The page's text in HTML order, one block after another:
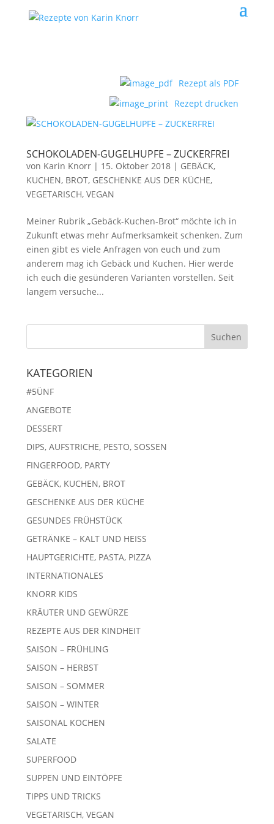
Rezept als PDF
Rezept drucken
SCHOKOLADEN-GUGELHUPFE – ZUCKERFREI
von Karin Knorr| 15. Oktober 2018| GEBÄCK,
KUCHEN, BROT, GESCHENKE AUS DER KÜCHE,
VEGETARISCH, VEGAN
Meiner Rubrik „Gebäck-Kuchen-Brot“ möchte ich in
Zukunft etwas mehr Aufmerksamkeit schenken. Zum
einen gibt es viele Anfragen von euch und zum
anderem mag ich Gebäck und Kuchen. Hier werde
ich euch die gesünderen Varianten vorstellen. Seit
langem versuche...
KATEGORIEN
#5ÜNF
ANGEBOTE
DESSERT
DIPS, AUFSTRICHE, PESTO, SOSSEN
FINGERFOOD, PARTY
GEBÄCK, KUCHEN, BROT
GESCHENKE AUS DER KÜCHE
GESUNDES FRÜHSTÜCK
GETRÄNKE – KALT UND HEISS
HAUPTGERICHTE, PASTA, PIZZA
INTERNATIONALES
KNORR KIDS
KRÄUTER UND GEWÜRZE
REZEPTE AUS DER KINDHEIT
SAISON – FRÜHLING
SAISON – HERBST
SAISON – SOMMER
SAISON – WINTER
SAISONAL KOCHEN
SALATE
SUPERFOOD
SUPPEN UND EINTÖPFE
TIPPS UND TRICKS
VEGETARISCH, VEGAN